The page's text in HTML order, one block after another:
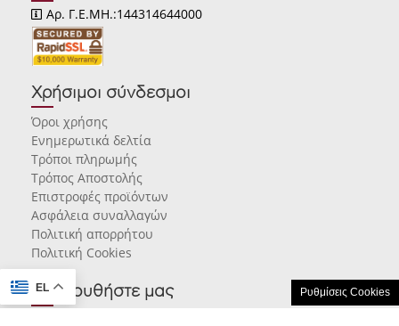
EL Ρυθμίσεις Cookies
Αρ. Γ.Ε.ΜΗ.:144314644000
Χρήσιμοι σύνδεσμοι
Όροι χρήσης
Ενημερωτικά δελτία
Τρόποι πληρωμής
Τρόπος Αποστολής
Επιστροφές προϊόντων
Ασφάλεια συναλλαγών
Πολιτική απορρήτου
Πολιτική Cookies
Ακολουθήστε μας